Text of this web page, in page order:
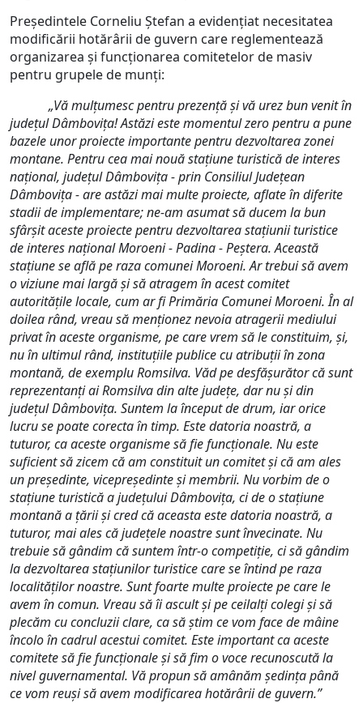
Președintele Corneliu Ștefan a evidențiat necesitatea
modificării hotărârii de guvern care reglementează
organizarea și funcționarea comitetelor de masiv
pentru grupele de munți:
„Vă mulțumesc pentru prezență și vă urez bun venit în
județul Dâmbovița! Astăzi este momentul zero pentru a pune
bazele unor proiecte importante pentru dezvoltarea zonei
montane. Pentru cea mai nouă stațiune turistică de interes
național, județul Dâmbovița - prin Consiliul Județean
Dâmbovița - are astăzi mai multe proiecte, aflate în diferite
stadii de implementare; ne-am asumat să ducem la bun
sfârșit aceste proiecte pentru dezvoltarea stațiunii turistice
de interes național Moroeni - Padina - Peștera. Această
stațiune se află pe raza comunei Moroeni. Ar trebui să avem
o viziune mai largă și să atragem în acest comitet
autoritățile locale, cum ar fi Primăria Comunei Moroeni. În al
doilea rând, vreau să menționez nevoia atragerii mediului
privat în aceste organisme, pe care vrem să le constituim, și,
nu în ultimul rând, instituțiile publice cu atribuții în zona
montană, de exemplu Romsilva. Văd pe desfășurător că sunt
reprezentanți ai Romsilva din alte județe, dar nu și din
județul Dâmbovița. Suntem la început de drum, iar orice
lucru se poate corecta în timp. Este datoria noastră, a
tuturor, ca aceste organisme să fie funcționale. Nu este
suficient să zicem că am constituit un comitet și că am ales
un președinte, vicepreședinte și membrii. Nu vorbim de o
stațiune turistică a județului Dâmbovița, ci de o stațiune
montană a țării și cred că aceasta este datoria noastră, a
tuturor, mai ales că județele noastre sunt învecinate. Nu
trebuie să gândim că suntem într-o competiție, ci să gândim
la dezvoltarea stațiunilor turistice care se întind pe raza
localităților noastre. Sunt foarte multe proiecte pe care le
avem în comun. Vreau să îi ascult și pe ceilalți colegi și să
plecăm cu concluzii clare, ca să știm ce vom face de mâine
încolo în cadrul acestui comitet. Este important ca aceste
comitete să fie funcționale și să fim o voce recunoscută la
nivel guvernamental. Vă propun să amânăm ședința până
ce vom reuși să avem modificarea hotărârii de guvern.”